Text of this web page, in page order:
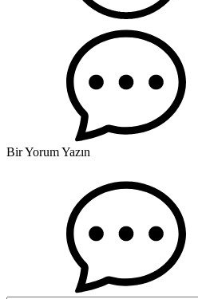
Bir Yorum Yazın